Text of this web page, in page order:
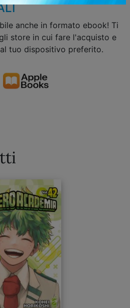
anche in formato ebook! Ti
store in cui fare l'acquisto e
tuo dispositivo preferito.